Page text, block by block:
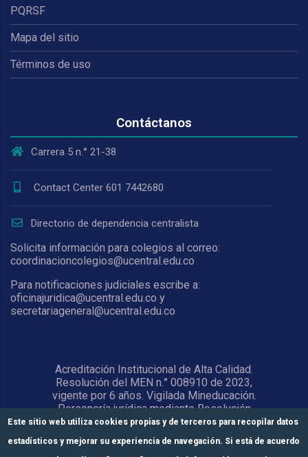
PQRSF
Mapa del sitio
Términos de uso
Contáctanos
Carrera 5 n.° 21-38
Contact Center 601 7442680
Directorio de dependencia centralista
Solicita información para colegios al correo:
coordinacioncolegios@ucentral.edu.co
Para notificaciones judiciales escribe a:
oficinajuridica@ucentral.edu.co y
secretariageneral@ucentral.edu.co
Acreditación Institucional de Alta Calidad.
Resolución del MEN n.° 008910 de 2023,
vigente por 6 años. Vigilada Mineducación.
Personería jurídica mediante Resolución
1876 del 5 de junio de 1967. Reconocida
como Universidad por el Ministerio de
Educación Nacional mediante Resolución
Este sitio web utiliza cookies propias y de terceros para recopilar datos
estadísticos y mejorar su experiencia de navegación. Si está de acuerdo